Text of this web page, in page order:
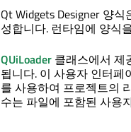
Qt Widgets Designer 양식
성합니다. 런타임에 양식
QUiLoader 클래스에서 제
됩니다. 이 사용자 인터페
를 사용하여 프로젝트의
수는 파일에 포함된 사용